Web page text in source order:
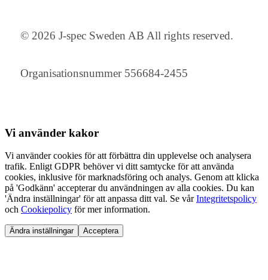
© 2026 J-spec Sweden AB All rights reserved.
Organisationsnummer 556684-2455
Vi använder kakor
Vi använder cookies för att förbättra din upplevelse och analysera
trafik. Enligt GDPR behöver vi ditt samtycke för att använda
cookies, inklusive för marknadsföring och analys. Genom att klicka
på 'Godkänn' accepterar du användningen av alla cookies. Du kan
'Ändra inställningar' för att anpassa ditt val. Se vårIntegritetspolicy
och Cookiepolicy för mer information.
Ändra inställningar Acceptera